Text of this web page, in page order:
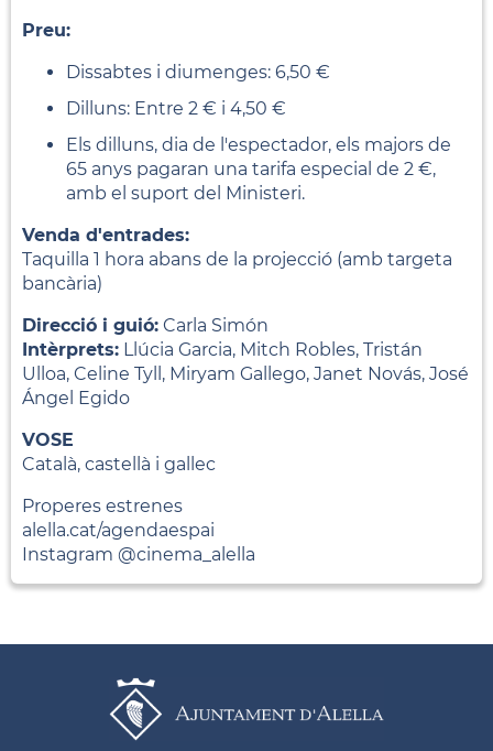
Preu:
Dissabtes i diumenges: 6,50 €
Dilluns: Entre 2 € i 4,50 €
Els dilluns, dia de l'espectador, els majors de
65 anys pagaran una tarifa especial de 2 €,
amb el suport del Ministeri.
Venda d'entrades:
Taquilla 1 hora abans de la projecció (amb targeta
bancària)
Direcció i guió: Carla Simón
Intèrprets: Llúcia Garcia, Mitch Robles, Tristán
Ulloa, Celine Tyll, Miryam Gallego, Janet Novás, José
Ángel Egido
VOSE
Català, castellà i gallec
Properes estrenes
alella.cat/agendaespai
Instagram @cinema_alella